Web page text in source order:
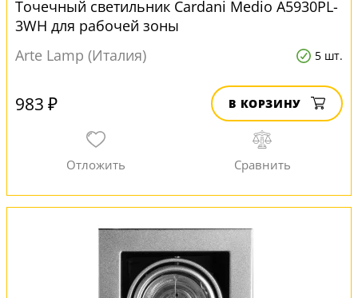
Точечный светильник Cardani Medio A5930PL-
3WH для рабочей зоны
Arte Lamp (Италия)
5 шт.
983 ₽ В КОРЗИНУ